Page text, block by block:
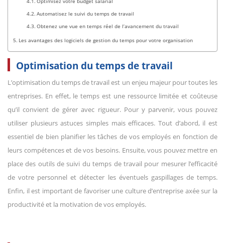
Automatisez le suivi du temps de travail
Obtenez une vue en temps réel de l’avancement du travail
Les avantages des logiciels de gestion du temps pour votre organisation
Optimisation du temps de travail
L’optimisation du temps de travail est un enjeu majeur pour toutes les
entreprises. En effet, le temps est une ressource limitée et coûteuse
qu’il convient de gérer avec rigueur. Pour y parvenir, vous pouvez
utiliser plusieurs astuces simples mais efficaces. Tout d’abord, il est
essentiel de bien planifier les tâches de vos employés en fonction de
leurs compétences et de vos besoins. Ensuite, vous pouvez mettre en
place des outils de suivi du temps de travail pour mesurer l’efficacité
de votre personnel et détecter les éventuels gaspillages de temps.
Enfin, il est important de favoriser une culture d’entreprise axée sur la
productivité et la motivation de vos employés.